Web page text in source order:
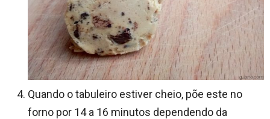
Quando o tabuleiro estiver cheio, põe este no
forno por 14 a 16 minutos dependendo da